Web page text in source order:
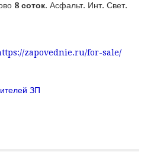
8 соток. Асфальт. Инт. Свет.
zapovednie.ru/for-sale/
ЗП